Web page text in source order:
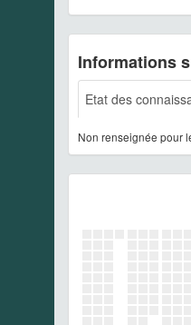
Informations
Etat des
Non renseignée pour